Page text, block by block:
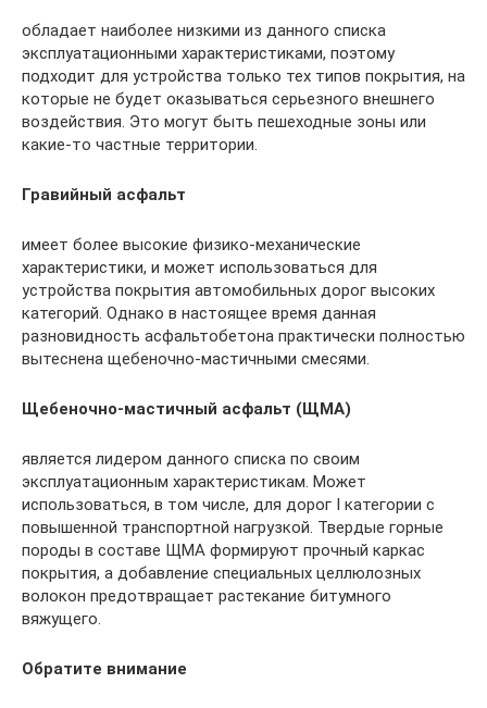
обладает наиболее низкими из данного списка
эксплуатационными характеристиками, поэтому
подходит для устройства только тех типов покрытия, на
которые не будет оказываться серьезного внешнего
воздействия. Это могут быть пешеходные зоны или
какие-то частные территории.
Гравийный асфальт
имеет более высокие физико-механические
характеристики, и может использоваться для
устройства покрытия автомобильных дорог высоких
категорий. Однако в настоящее время данная
разновидность асфальтобетона практически полностью
вытеснена щебеночно-мастичными смесями.
Щебеночно-мастичный асфальт (ЩМА)
является лидером данного списка по своим
эксплуатационным характеристикам. Может
использоваться, в том числе, для дорог I категории с
повышенной транспортной нагрузкой. Твердые горные
породы в составе ЩМА формируют прочный каркас
покрытия, а добавление специальных целлюлозных
волокон предотвращает растекание битумного
вяжущего.
Обратите внимание